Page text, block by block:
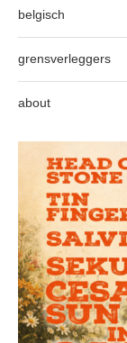
belgisch
grensverleggers
about